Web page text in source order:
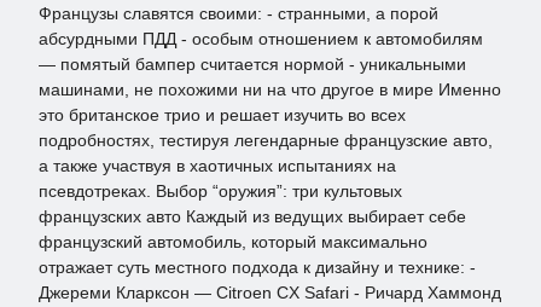
Французы славятся своими: - странными, а порой
абсурдными ПДД - особым отношением к автомобилям
— помятый бампер считается нормой - уникальными
машинами, не похожими ни на что другое в мире Именно
это британское трио и решает изучить во всех
подробностях, тестируя легендарные французские авто,
а также участвуя в хаотичных испытаниях на
псевдотреках. Выбор “оружия”: три культовых
французских авто Каждый из ведущих выбирает себе
французский автомобиль, который максимально
отражает суть местного подхода к дизайну и технике: -
Джереми Кларксон — Citroen CX Safari - Ричард Хаммонд